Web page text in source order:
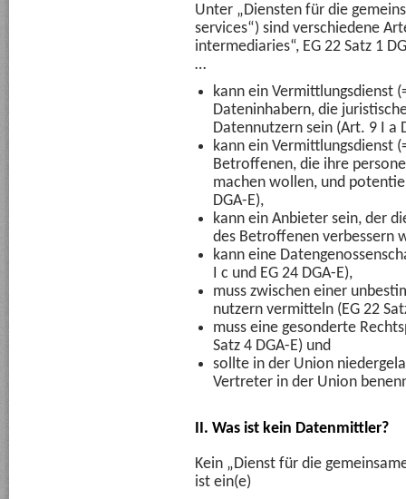
Unter „Diensten für die
services“) sind verschiedene
intermediaries“, EG 22 Satz 1
…
kann ein Vermittlungsdienst
Dateninhabern, die
Datennutzern sein (Art. 9 I a
kann ein Vermittlungsdienst
Betroffenen, die ihre
machen wollen, und
DGA-E),
kann ein Anbieter sein, der
des Betroffenen verbessern
kann eine
I c und EG 24 DGA-E),
muss zwischen einer
nutzern vermitteln (EG 22
muss eine gesonderte
Satz 4 DGA-E) und
sollte in der Union
Vertreter in der Union
II. Was ist kein Datenmittler?
Kein „Dienst für die
ist ein(e)